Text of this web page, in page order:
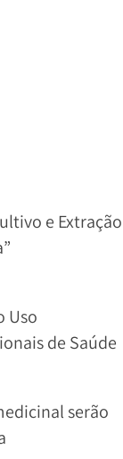
e Extração
Uso
de Saúde
serão